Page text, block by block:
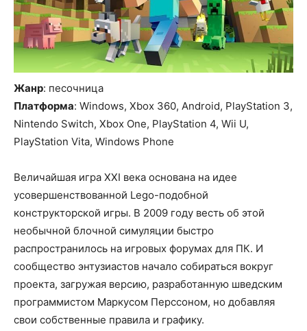
Жанр: песочница
Платформа: Windows, Xbox 360, Android, PlayStation 3,
Nintendo Switch, Xbox One, PlayStation 4, Wii U,
PlayStation Vita, Windows Phone
Величайшая игра XXI века основана на идее
усовершенствованной Lego-подобной
конструкторской игры. В 2009 году весть об этой
необычной блочной симуляции быстро
распространилось на игровых форумах для ПК. И
сообщество энтузиастов начало собираться вокруг
проекта, загружая версию, разработанную шведским
программистом Маркусом Перссоном, но добавляя
свои собственные правила и графику.